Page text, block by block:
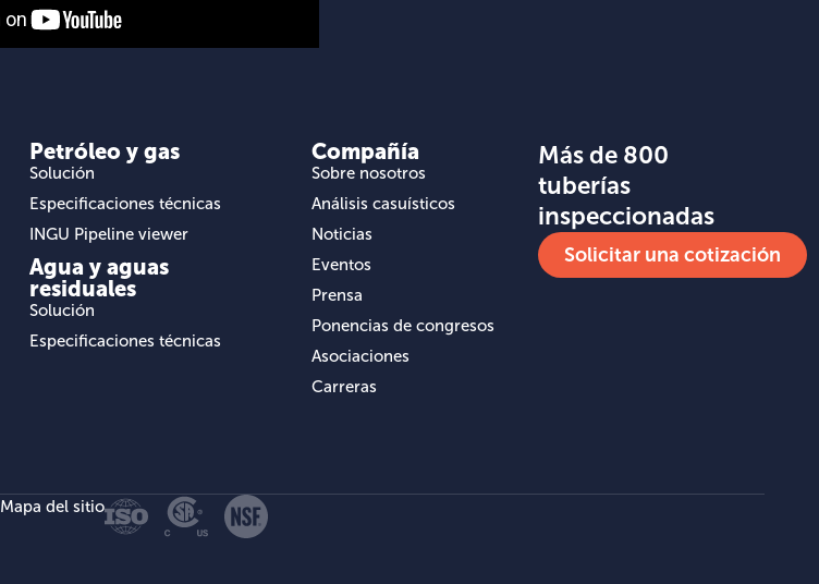
Petróleo y gas
Solución
Especificaciones técnicas
INGU Pipeline viewer
Agua y aguas
residuales
Solución
Especificaciones técnicas
Compañía
Sobre nosotros
Análisis casuísticos
Noticias
Eventos
Prensa
Ponencias de congresos
Asociaciones
Carreras
Más de 800
tuberías
inspeccionadas
Solicitar una cotización
Mapa del sitio